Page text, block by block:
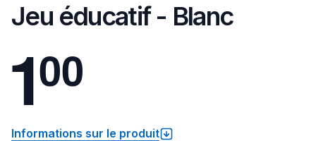
Jeu éducatif - Blanc
100
Informations sur le produit